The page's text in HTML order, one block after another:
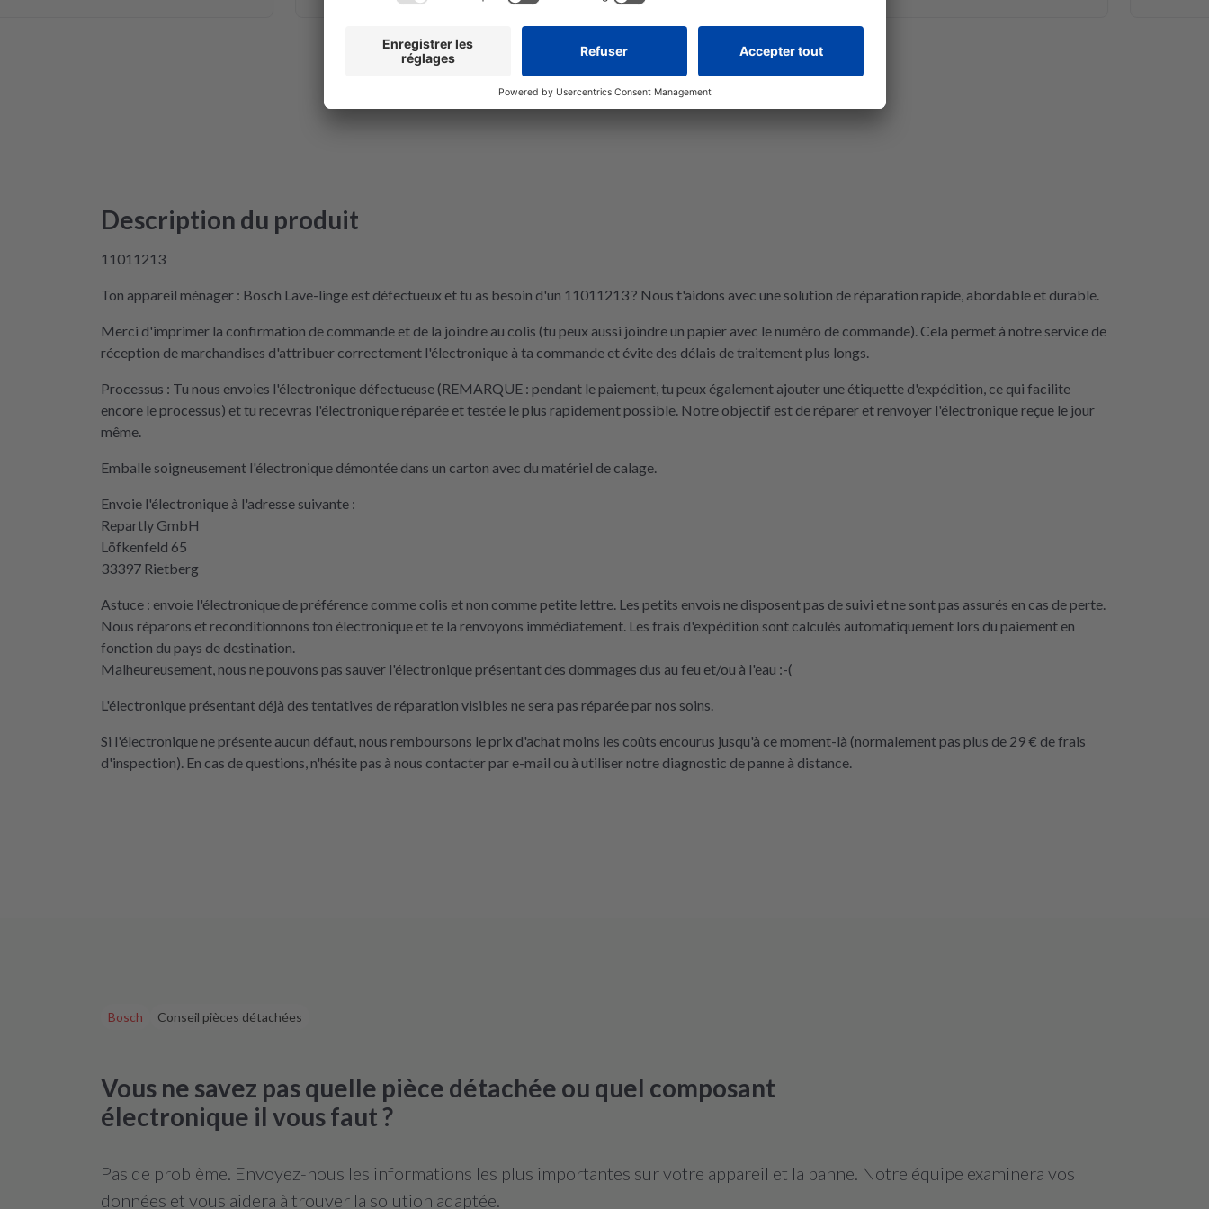
Description du produit
11011213
Ton appareil ménager : Bosch Lave-linge est défectueux et tu as besoin d'un 11011213 ? Nous t'aidons avec une solution de réparation rapide, abordable et durable.
Merci d'imprimer la confirmation de commande et de la joindre au colis (tu peux aussi joindre un papier avec le numéro de commande). Cela permet à notre service de
réception de marchandises d'attribuer correctement l'électronique à ta commande et évite des délais de traitement plus longs.
Processus : Tu nous envoies l'électronique défectueuse (REMARQUE : pendant le paiement, tu peux également ajouter une étiquette d'expédition, ce qui facilite
encore le processus) et tu recevras l'électronique réparée et testée le plus rapidement possible. Notre objectif est de réparer et renvoyer l'électronique reçue le jour
même.
Emballe soigneusement l'électronique démontée dans un carton avec du matériel de calage.
Envoie l'électronique à l'adresse suivante :
Repartly GmbH
Löfkenfeld 65
33397 Rietberg
Astuce : envoie l'électronique de préférence comme colis et non comme petite lettre. Les petits envois ne disposent pas de suivi et ne sont pas assurés en cas de perte.
Nous réparons et reconditionnons ton électronique et te la renvoyons immédiatement. Les frais d'expédition sont calculés automatiquement lors du paiement en
fonction du pays de destination.
Malheureusement, nous ne pouvons pas sauver l'électronique présentant des dommages dus au feu et/ou à l'eau :-(
L'électronique présentant déjà des tentatives de réparation visibles ne sera pas réparée par nos soins.
Si l'électronique ne présente aucun défaut, nous remboursons le prix d'achat moins les coûts encourus jusqu'à ce moment-là (normalement pas plus de 29 € de frais
d'inspection). En cas de questions, n'hésite pas à nous contacter par e-mail ou à utiliser notre diagnostic de panne à distance.
Bosch Conseil pièces détachées
Vous ne savez pas quelle pièce détachée ou quel composant
électronique il vous faut ?
Pas de problème. Envoyez-nous les informations les plus importantes sur votre appareil et la panne. Notre équipe examinera vos
données et vous aidera à trouver la solution adaptée.